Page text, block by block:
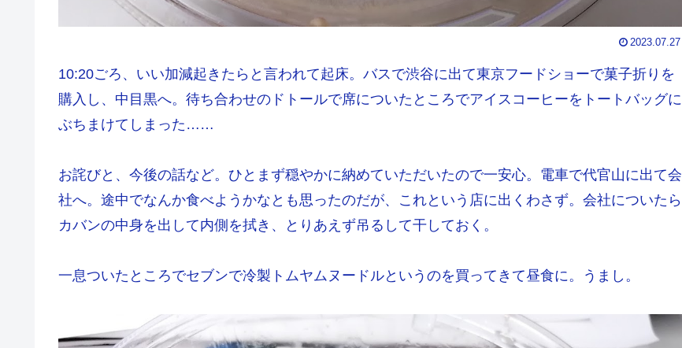
2023.07.27
10:20ごろ、いい加減起きたらと言われて起床。バスで渋谷に出て東京フードショーで菓子折りを
購入し、中目黒へ。待ち合わせのドトールで席についたところでアイスコーヒーをトートバッグに
ぶちまけてしまった……
お詫びと、今後の話など。ひとまず穏やかに納めていただいたので一安心。電車で代官山に出て会
社へ。途中でなんか食べようかなとも思ったのだが、これという店に出くわさず。会社についたら
カバンの中身を出して内側を拭き、とりあえず吊るして干しておく。
一息ついたところでセブンで冷製トムヤムヌードルというのを買ってきて昼食に。うまし。